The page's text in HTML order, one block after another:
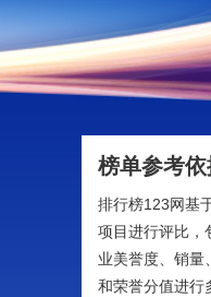
榜单参考依
排行榜123网基
项目进行评比，
业美誉度、销量
和荣誉分值进行